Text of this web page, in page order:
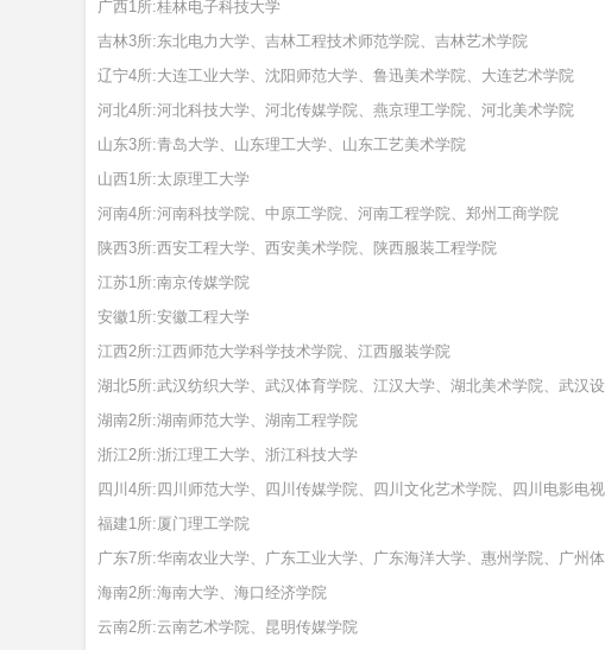
广西1所:桂林电子科技大学
吉林3所:东北电力大学、吉林工程技术师范学院、吉林艺术学院
辽宁4所:大连工业大学、沈阳师范大学、鲁迅美术学院、大连艺术学院
河北4所:河北科技大学、河北传媒学院、燕京理工学院、河北美术学院
山东3所:青岛大学、山东理工大学、山东工艺美术学院
山西1所:太原理工大学
河南4所:河南科技学院、中原工学院、河南工程学院、郑州工商学院
陕西3所:西安工程大学、西安美术学院、陕西服装工程学院
江苏1所:南京传媒学院
安徽1所:安徽工程大学
江西2所:江西师范大学科学技术学院、江西服装学院
湖北5所:武汉纺织大学、武汉体育学院、江汉大学、湖北美术学院、武汉
湖南2所:湖南师范大学、湖南工程学院
浙江2所:浙江理工大学、浙江科技大学
四川4所:四川师范大学、四川传媒学院、四川文化艺术学院、四川电影电
福建1所:厦门理工学院
广东7所:华南农业大学、广东工业大学、广东海洋大学、惠州学院、广州
海南2所:海南大学、海口经济学院
云南2所:云南艺术学院、昆明传媒学院